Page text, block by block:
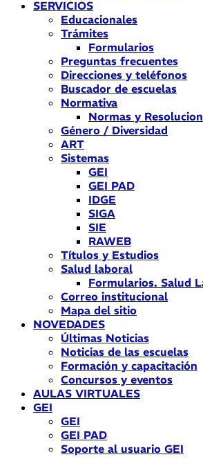
SERVICIOS
Educacionales
Trámites
Formularios
Preguntas frecuentes
Direcciones y teléfonos
Buscador de escuelas
Normativa
Normas y
Género / Diversidad
ART
Sistemas
GEI
GEI PAD
IDGE
SIGA
SIE
RAWEB
Títulos y Estudios
Salud laboral
Formularios. Salud
Correo institucional
Mapa del sitio
NOVEDADES
Últimas Noticias
Noticias de las escuelas
Formación y capacitación
Concursos y eventos
AULAS VIRTUALES
GEI
GEI
GEI PAD
Soporte al usuario GEI